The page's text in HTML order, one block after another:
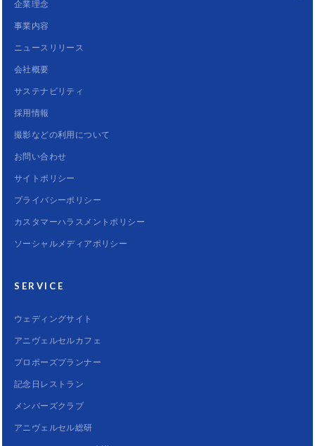
企業理念
事業内容
ニュースリリース
会社概要
サステナビリティ
採用情報
撮影などの利用について
お問い合わせ
サイトポリシー
プライバシーポリシー
カスタマーハラスメントポリシー
ソーシャルメディアポリシー
SERVICE
ウェディングサイト
アニヴェルセルカフェ
プロポーズプランナー
記念日レストラン
メンバーズクラブ
アニヴェルセル総研